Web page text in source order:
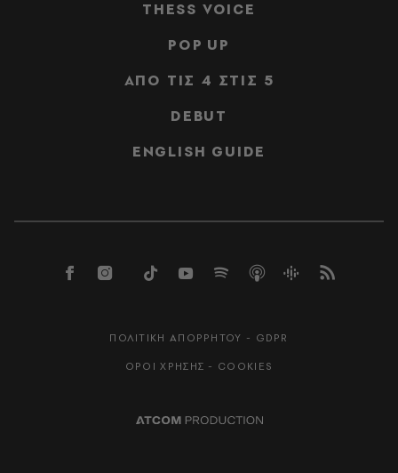
THESS VOICE
POP UP
ΑΠΟ ΤΙΣ 4 ΣΤΙΣ 5
DEBUT
ENGLISH GUIDE
ΠΟΛΙΤΙΚΗ ΑΠΟΡΡΗΤΟΥ - GDPR
ΟΡΟΙ ΧΡΗΣΗΣ - COOKIES